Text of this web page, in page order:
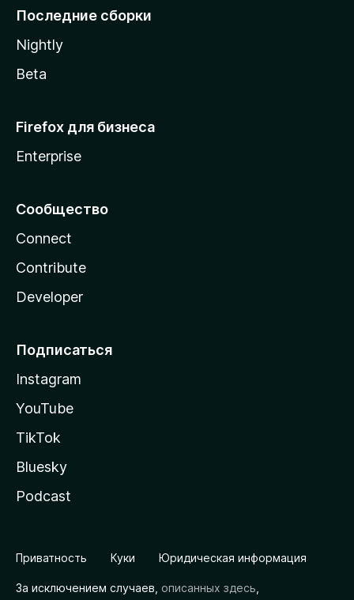
lПоследние сборки
Nightly
Beta
Firefox для бизнеса
Enterprise
Сообщество
Connect
Contribute
Developer
Подписаться
Instagram
YouTube
TikTok
Bluesky
Podcast
Приватность Куки Юридическая информация
За исключением случаев, описанных здесь